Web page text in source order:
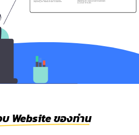
Website ของท่าน